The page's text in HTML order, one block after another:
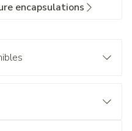
encapsulations